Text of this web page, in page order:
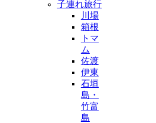
子連れ旅行
川場
箱根
トマ
ム
佐渡
伊東
石垣
島・
竹富
島